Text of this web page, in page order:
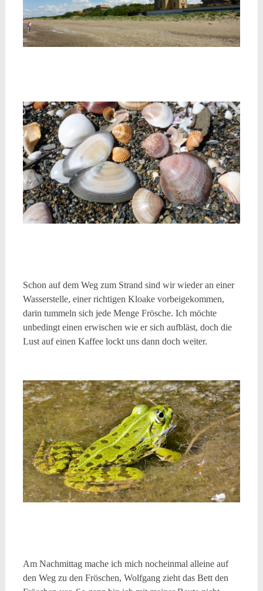
Schon auf dem Weg zum Strand sind wir wieder an einer
Wasserstelle, einer richtigen Kloake vorbeigekommen,
darin tummeln sich jede Menge Frösche. Ich möchte
unbedingt einen erwischen wie er sich aufbläst, doch die
Lust auf einen Kaffee lockt uns dann doch weiter.
Am Nachmittag mache ich mich nocheinmal alleine auf
den Weg zu den Fröschen, Wolfgang zieht das Bett den